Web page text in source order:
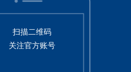
扫描二维码
关注官方账号